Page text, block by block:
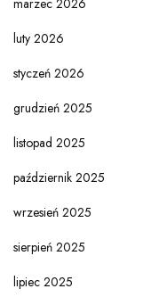
marzec 2026
luty 2026
styczeń 2026
grudzień 2025
listopad 2025
październik 2025
wrzesień 2025
sierpień 2025
lipiec 2025